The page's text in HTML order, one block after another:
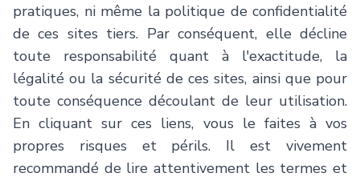
pratiques, ni même la politique de confidentialité
de ces sites tiers. Par conséquent, elle décline
toute responsabilité quant à l'exactitude, la
légalité ou la sécurité de ces sites, ainsi que pour
toute conséquence découlant de leur utilisation.
En cliquant sur ces liens, vous le faites à vos
propres risques et périls. Il est vivement
recommandé de lire attentivement les termes et